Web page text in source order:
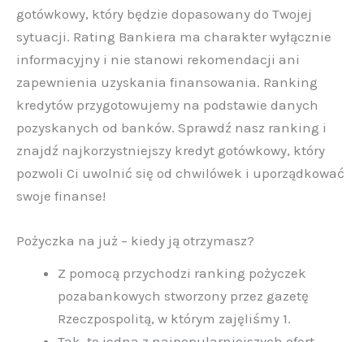
gotówkowy, który będzie dopasowany do Twojej
sytuacji. Rating Bankiera ma charakter wyłącznie
informacyjny i nie stanowi rekomendacji ani
zapewnienia uzyskania finansowania. Ranking
kredytów przygotowujemy na podstawie danych
pozyskanych od banków. Sprawdź nasz ranking i
znajdź najkorzystniejszy kredyt gotówkowy, który
pozwoli Ci uwolnić się od chwilówek i uporządkować
swoje finanse!
Pożyczka na już – kiedy ją otrzymasz?
Z pomocą przychodzi ranking pożyczek
pozabankowych stworzony przez gazetę
Rzeczpospolitą, w którym zajęliśmy 1.